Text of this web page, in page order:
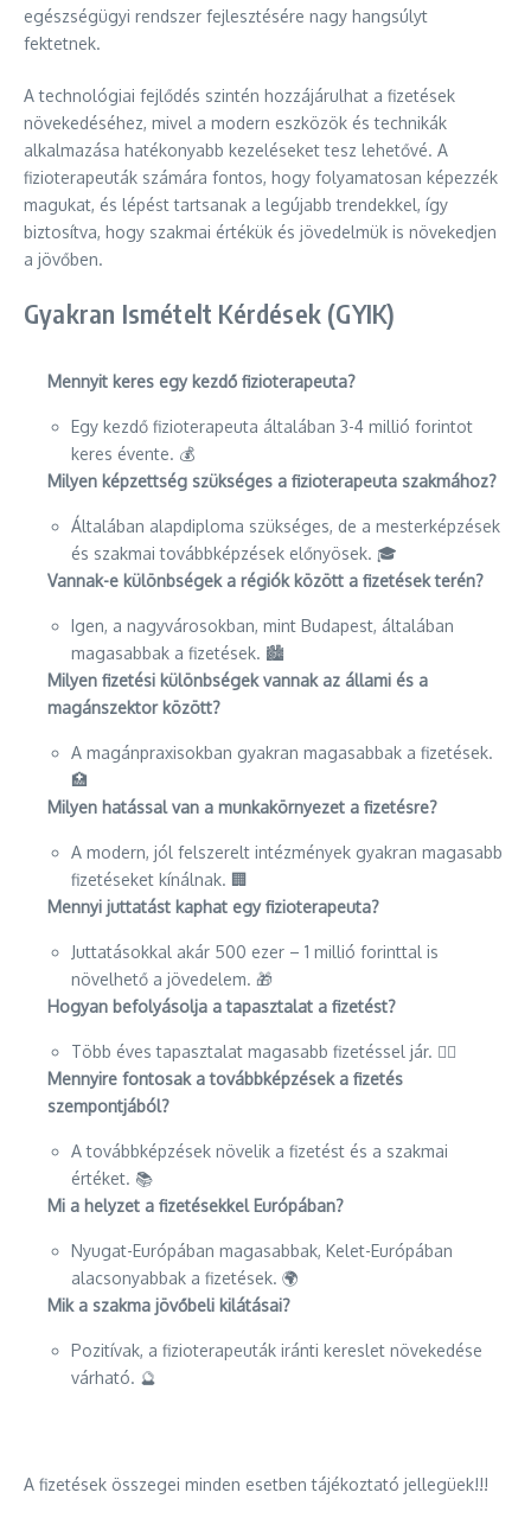
egészségügyi rendszer fejlesztésére nagy hangsúlyt
fektetnek.
A technológiai fejlődés szintén hozzájárulhat a fizetések
növekedéséhez, mivel a modern eszközök és technikák
alkalmazása hatékonyabb kezeléseket tesz lehetővé. A
fizioterapeuták számára fontos, hogy folyamatosan képezzék
magukat, és lépést tartsanak a legújabb trendekkel, így
biztosítva, hogy szakmai értékük és jövedelmük is növekedjen
a jövőben.
Gyakran Ismételt Kérdések (GYIK)
Mennyit keres egy kezdő fizioterapeuta?
Egy kezdő fizioterapeuta általában 3-4 millió forintot
keres évente. 💰
Milyen képzettség szükséges a fizioterapeuta szakmához?
Általában alapdiploma szükséges, de a mesterképzések
és szakmai továbbképzések előnyösek. 🎓
Vannak-e különbségek a régiók között a fizetések terén?
Igen, a nagyvárosokban, mint Budapest, általában
magasabbak a fizetések. 🏙️
Milyen fizetési különbségek vannak az állami és a
magánszektor között?
A magánpraxisokban gyakran magasabbak a fizetések.
🏥
Milyen hatással van a munkakörnyezet a fizetésre?
A modern, jól felszerelt intézmények gyakran magasabb
fizetéseket kínálnak. 🏢
Mennyi juttatást kaphat egy fizioterapeuta?
Juttatásokkal akár 500 ezer – 1 millió forinttal is
növelhető a jövedelem. 🎁
Hogyan befolyásolja a tapasztalat a fizetést?
Több éves tapasztalat magasabb fizetéssel jár. 👩‍⚕️
Mennyire fontosak a továbbképzések a fizetés
szempontjából?
A továbbképzések növelik a fizetést és a szakmai
értéket. 📚
Mi a helyzet a fizetésekkel Európában?
Nyugat-Európában magasabbak, Kelet-Európában
alacsonyabbak a fizetések. 🌍
Mik a szakma jövőbeli kilátásai?
Pozitívak, a fizioterapeuták iránti kereslet növekedése
várható. 🔮
A fizetések összegei minden esetben tájékoztató jellegüek!!!